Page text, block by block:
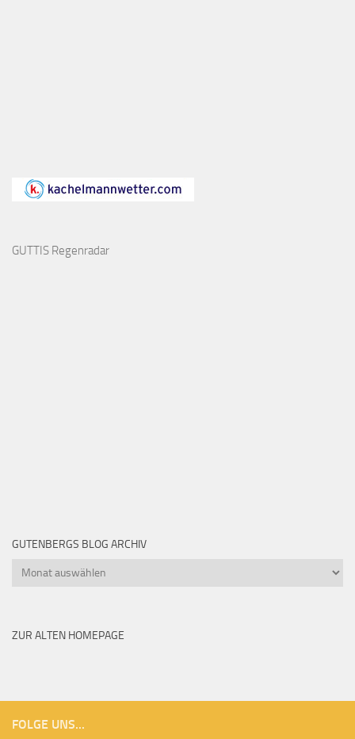
GUTTIS Regenradar
GUTENBERGS BLOG ARCHIV
Gutenbergs
ZUR ALTEN HOMEPAGE
FOLGE UNS...